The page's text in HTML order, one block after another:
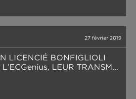
27 février 2019
LICENCIÉ BONFIGLIOLI
LEUR TRANSM...